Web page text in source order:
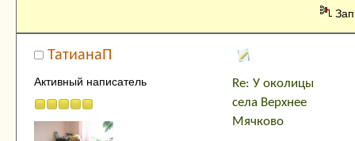
ТатианаП
Активный написатель
Re: У околицы
села Верхнее
Мячково